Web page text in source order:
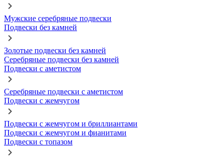
Мужские серебряные подвески
Подвески без камней
Золотые подвески без камней
Серебряные подвески без камней
Подвески с аметистом
Серебряные подвески с аметистом
Подвески с жемчугом
Подвески с жемчугом и бриллиантами
Подвески с жемчугом и фианитами
Подвески с топазом